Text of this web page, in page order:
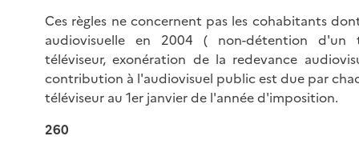
Ces règles ne concernent pas les cohabitants
audiovisuelle en 2004 ( non-détention d'un
téléviseur, exonération de la redevance
contribution à l'audiovisuel public est due par
téléviseur au 1er janvier de l'année d'imposition.
260